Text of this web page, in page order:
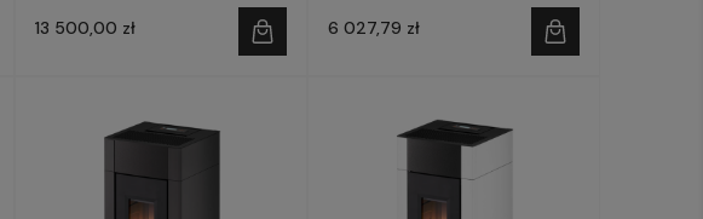
13 500,00 zł
6 027,79 zł